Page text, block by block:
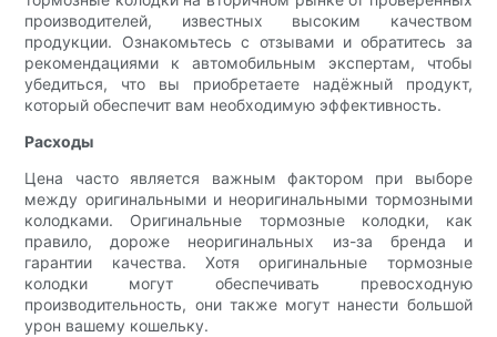
производителей, известных высоким качеством
продукции. Ознакомьтесь с отзывами и обратитесь за
рекомендациями к автомобильным экспертам, чтобы
убедиться, что вы приобретаете надёжный продукт,
который обеспечит вам необходимую эффективность.
Расходы
Цена часто является важным фактором при выборе
между оригинальными и неоригинальными тормозными
колодками. Оригинальные тормозные колодки, как
правило, дороже неоригинальных из-за бренда и
гарантии качества. Хотя оригинальные тормозные
колодки могут обеспечивать превосходную
производительность, они также могут нанести большой
урон вашему кошельку.